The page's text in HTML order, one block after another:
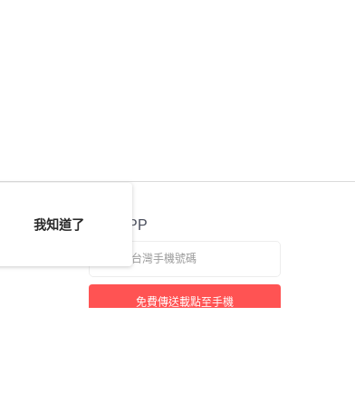
官方APP
免費傳送載點至手機
我知道了